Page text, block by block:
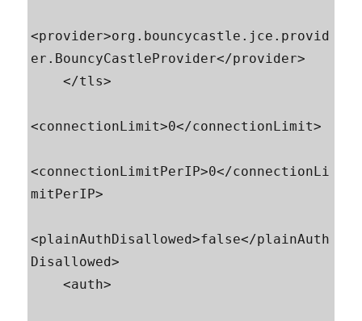
<provider>org.bouncycastle.jce.provid
er.BouncyCastleProvider</provider>
    </tls>
<connectionLimit>0</connectionLimit>
<connectionLimitPerIP>0</connectionLi
mitPerIP>
<plainAuthDisallowed>false</plainAuth
Disallowed>
    <auth>